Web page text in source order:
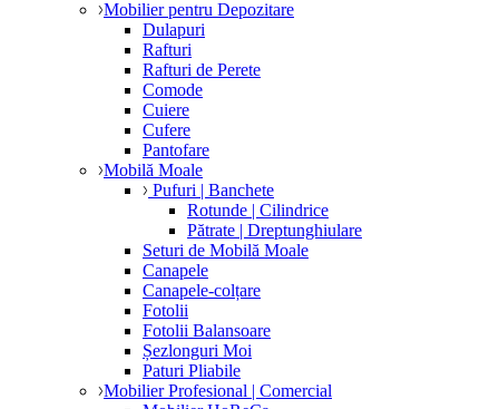
Mobilier pentru Depozitare
Dulapuri
Rafturi
Rafturi de Perete
Comode
Cuiere
Cufere
Pantofare
Mobilă Moale
Pufuri | Banchete
Rotunde | Cilindrice
Pătrate | Dreptunghiulare
Seturi de Mobilă Moale
Canapele
Canapele-colțare
Fotolii
Fotolii Balansoare
Șezlonguri Moi
Paturi Pliabile
Mobilier Profesional | Comercial